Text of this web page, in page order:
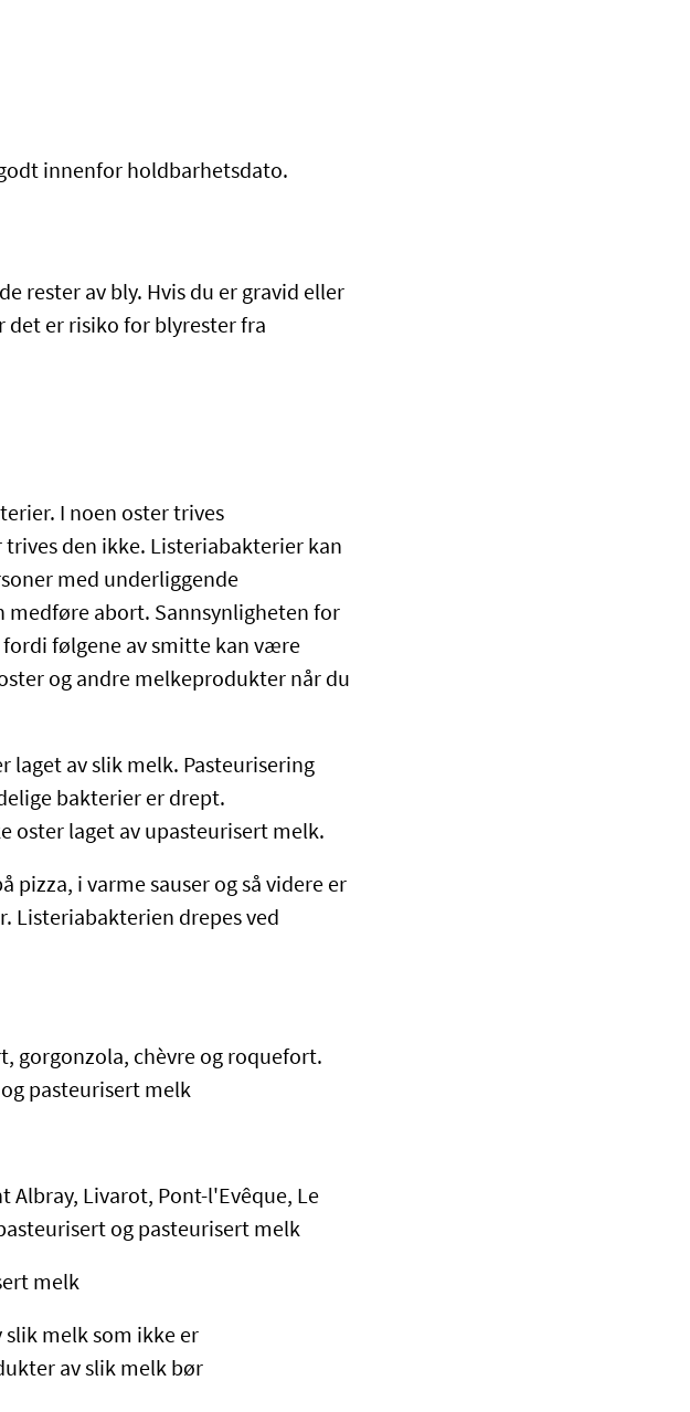
innenfor holdbarhetsdato.
rester av bly. Hvis du er gravid eller
er risiko for blyrester fra
I noen oster trives
den ikke. Listeriabakterier kan
med underliggende
medføre abort. Sannsynligheten for
følgene av smitte kan være
og andre melkeprodukter når du
laget av slik melk. Pasteurisering
bakterier er drept.
oster laget av upasteurisert melk.
pizza, i varme sauser og så videre er
Listeriabakterien drepes ved
gorgonzola, chèvre og roquefort.
pasteurisert melk
Albray, Livarot, Pont-l'Evêque, Le
og pasteurisert melk
melk
melk som ikke er
av slik melk bør